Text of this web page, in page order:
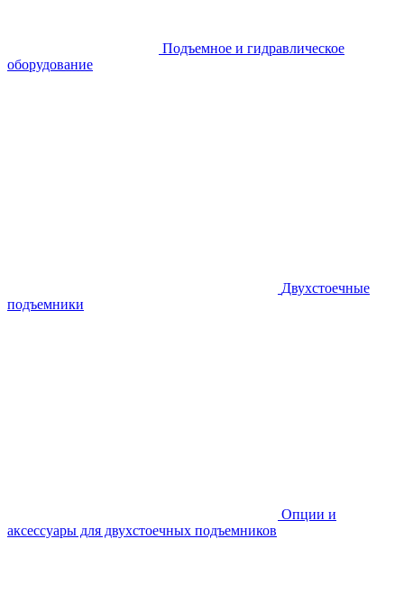
Подъемное и гидравлическое
оборудование
Двухстоечные
подъемники
Опции и
аксессуары для двухстоечных подъемников